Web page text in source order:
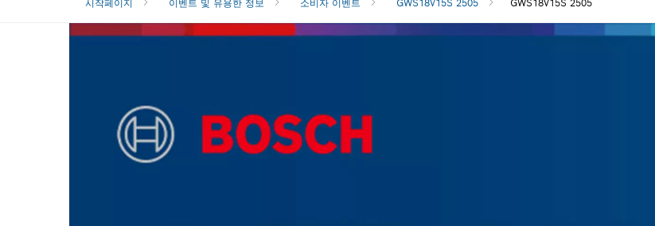
시작페이지 이벤트 및 유용한 정보 소비자 이벤트 GWS18V15S 2505 GWS18V15S 2505